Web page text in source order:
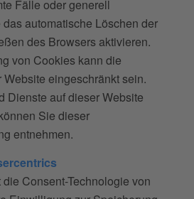
Fälle oder generell
automatische Löschen der
des Browsers aktivieren.
von Cookies kann die
eingeschränkt sein.
Dienste auf dieser Website
Sie dieser
entnehmen.
Consent-Technologie von